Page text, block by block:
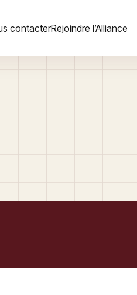
contacterRejoindre l’Alliance